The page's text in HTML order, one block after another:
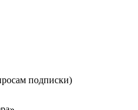
подписки)